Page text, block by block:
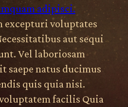
adipisci.
excepturi voluptates
aut sequi
Vel laboriosam
saepe natus ducimus
quis quia nisi.
facilis Quia